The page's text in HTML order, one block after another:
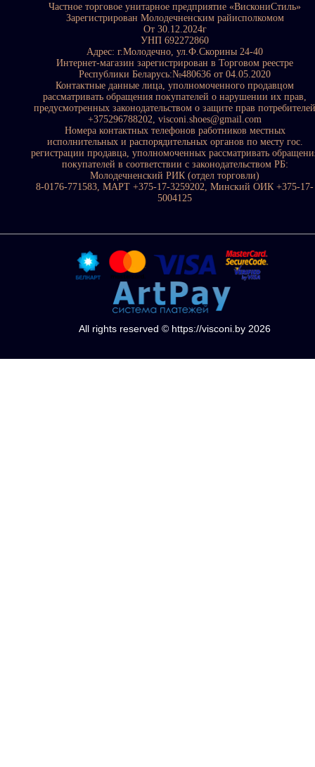
Частное торговое унитарное предприятие «ВискониСтиль»
Зарегистрирован Молодечненским райисполкомом
От 30.12.2024г
УНП 692272860
Адрес: г.Молодечно, ул.Ф.Скорины 24-40
Интернет-магазин зарегистрирован в Торговом реестре
Республики Беларусь:№480636 от 04.05.2020
Контактные данные лица, уполномоченного продавцом
рассматривать обращения покупателей о нарушении их прав,
предусмотренных законодательством о защите прав потребителей
+375296788202, visconi.shoes@gmail.com
Номера контактных телефонов работников местных
исполнительных и распорядительных органов по месту гос.
регистрации продавца, уполномоченных рассматривать
покупателей в соответствии с законодательством РБ:
Молодечненский РИК (отдел торговли)
8-0176-771583, МАРТ +375-17-3259202, Минский ОИК +375-17-
5004125
All rights reserved © https://visconi.by 2026